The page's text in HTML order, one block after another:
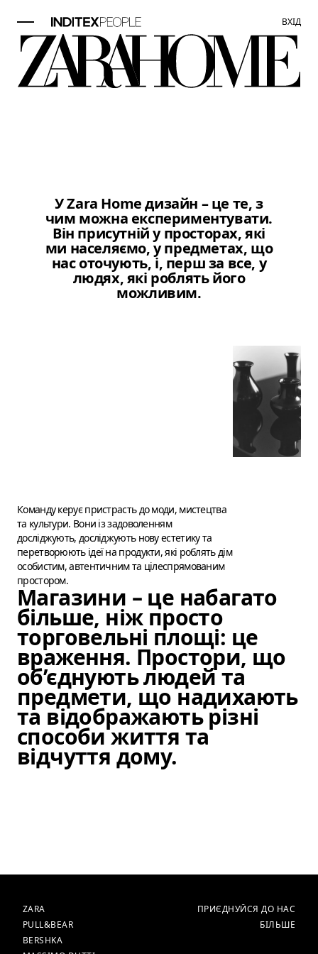
ВХІД
У Zara Home дизайн – це те, з
чим можна експериментувати.
Він присутній у просторах, які
ми населяємо, у предметах, що
нас оточують, і, перш за все, у
людях, які роблять його
можливим.
Команду керує пристрасть до моди, мистецтва
та культури. Вони із задоволенням
досліджують, досліджують нову естетику та
перетворюють ідеї на продукти, які роблять дім
особистим, автентичним та цілеспрямованим
простором.
Магазини – це набагато
більше, ніж просто
торговельні площі: це
враження. Простори, що
об’єднують людей та
предмети, що надихають
та відображають різні
способи життя та
відчуття дому.
БРЕНДИ
ZARA
PULL&BEAR
BERSHKA
ГОЛОВНА
ПРИЄДНУЙСЯ ДО НАС
БІЛЬШЕ